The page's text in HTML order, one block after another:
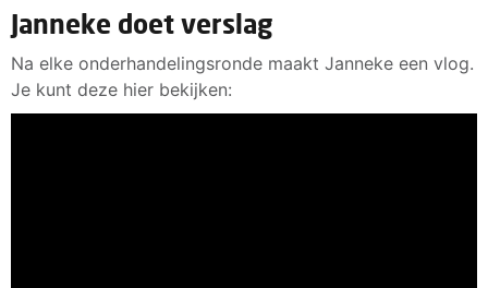
Janneke doet verslag
Na elke onderhandelingsronde maakt Janneke een vlog.
Je kunt deze hier bekijken: